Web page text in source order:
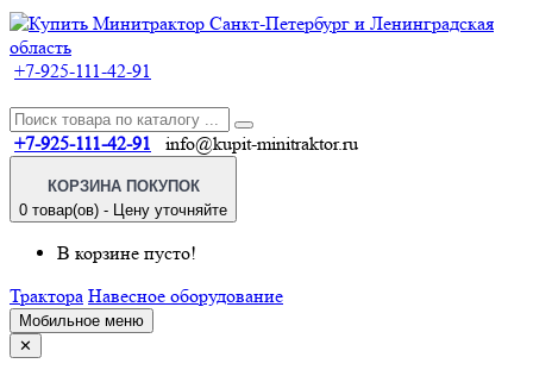
+7-925-111-42-91
+7-925-111-42-91 info@kupit-minitraktor.ru
КОРЗИНА ПОКУПОК
0 товар(ов) - Цену уточняйте
В корзине пусто!
Трактора Навесное оборудование
Мобильное меню
✕